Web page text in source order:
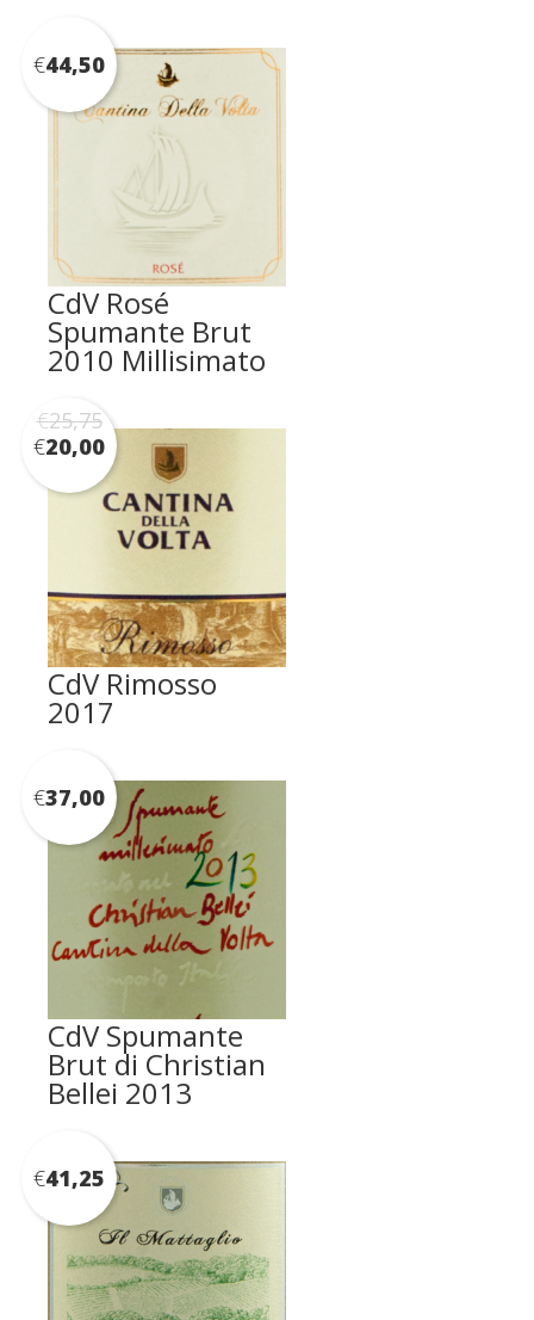
CdV Rosé
Spumante Brut
2010 Millisimato
€44,50
CdV Rimosso
2017
€25,75
€20,00
CdV Spumante
Brut di Christian
Bellei 2013
€37,00
€41,25